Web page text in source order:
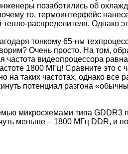
позаботились об
то, термоинтерфейс
распределителя. Однако
тонкому 65-нм
Очень просто. На том,
частота видеопроцессора
1800 МГц! Сравните это с
на таких частотах, однако все
потенциал разгона
микросхемами типа GDDR3
меньше – 1800 МГц DDR, и